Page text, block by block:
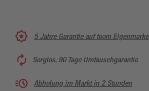
5 Jahre Garantie auf toom
Sorglos, 90 Tage Umtauschgarantie
Abholung im Markt in 2 Stunden